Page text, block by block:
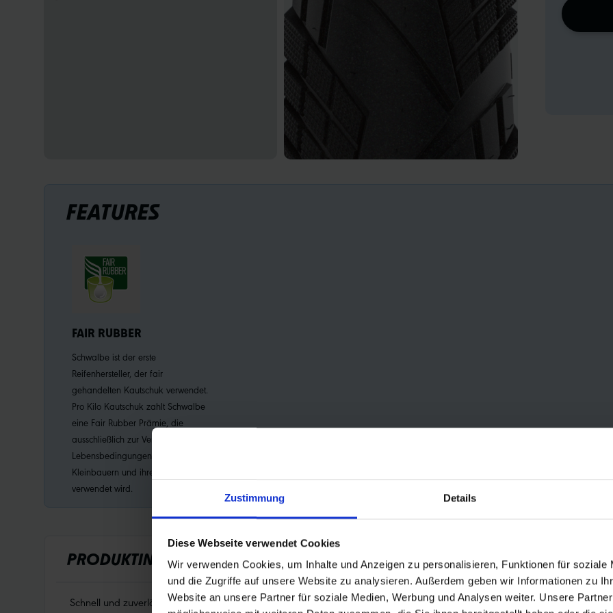
Zustimmung Details
Diese Webseite verwendet Cookies
Wir verwenden Cookies, um Inhalte und Anzeigen zu personalisieren, Funktionen für soziale
und die Zugriffe auf unsere Website zu analysieren. Außerdem geben wir Informationen zu
Website an unsere Partner für soziale Medien, Werbung und Analysen weiter. Unsere
FEATURES
FAIR RUBBER
Schwalbe ist der erste
Reifenhersteller, der fair
gehandelten Kautschuk verwendet.
Pro Kilo Kautschuk zahlt Schwalbe
eine Fair Rubber Prämie, die
ausschließlich zur Verbesserung der
Lebensbedingungen der
Kleinbauern und ihrer Familien
verwendet wird.
PRODUKTINFORMATIONEN
Schnell und zuverlässig: Schwalbe MARATHON Efficiency ist der schnellste Tourenreifen fürs Fahrrad und E-Bike